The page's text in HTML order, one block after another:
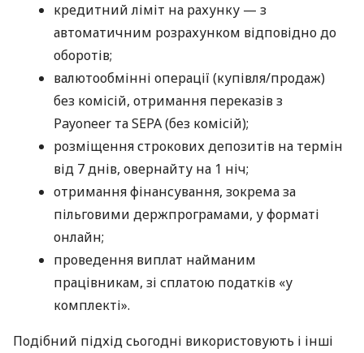
кредитний ліміт на рахунку — з
автоматичним розрахунком відповідно до
оборотів;
валютообмінні операції (купівля/продаж)
без комісій, отримання переказів з
Payoneer та SEPA (без комісій);
розміщення строкових депозитів на термін
від 7 днів, овернайту на 1 ніч;
отримання фінансування, зокрема за
пільговими держпрограмами, у форматі
онлайн;
проведення виплат найманим
працівникам, зі сплатою податків «у
комплекті».
Подібний підхід сьогодні використовують і інші